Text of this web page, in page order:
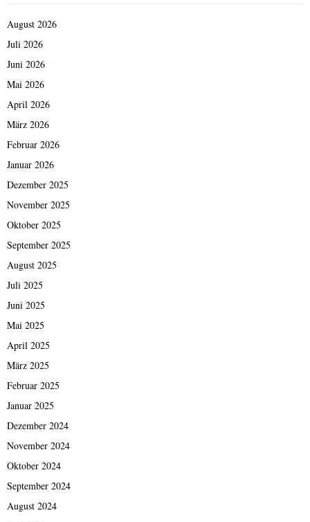
August 2026
Juli 2026
Juni 2026
Mai 2026
April 2026
März 2026
Februar 2026
Januar 2026
Dezember 2025
November 2025
Oktober 2025
September 2025
August 2025
Juli 2025
Juni 2025
Mai 2025
April 2025
März 2025
Februar 2025
Januar 2025
Dezember 2024
November 2024
Oktober 2024
September 2024
August 2024